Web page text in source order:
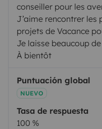
conseiller pour les
J’aime rencontrer les
projets de Vacance
Je laisse beaucoup
À bientôt
Puntuación global
NUEVO
Tasa de respuesta
100 %